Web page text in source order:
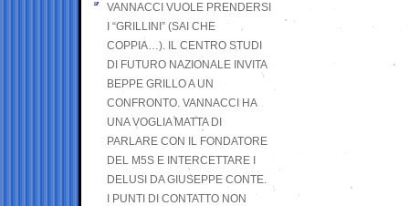
VANNACCI VUOLE PRENDERSI
I “GRILLINI” (SAI CHE
COPPIA…). IL CENTRO STUDI
DI FUTURO NAZIONALE INVITA
BEPPE GRILLO A UN
CONFRONTO. VANNACCI HA
UNA VOGLIA MATTA DI
PARLARE CON IL FONDATORE
DEL M5S E INTERCETTARE I
DELUSI DA GIUSEPPE CONTE.
I PUNTI DI CONTATTO NON